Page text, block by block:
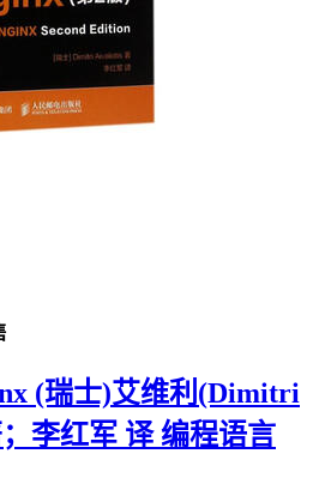
(瑞士)艾维利(Dimitri
李红军 译 编程语言